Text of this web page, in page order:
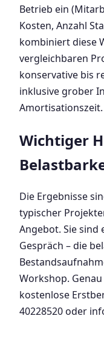
Betrieb ein
Kosten, Anzahl
kombiniert diese
vergleichbaren
konservative bis
inklusive grober
Amortisationszeit.
Wichtiger
Die Ergebnisse
typischer
Angebot. Sie
Gespräch – die
Workshop.
kostenlose
40228520 oder